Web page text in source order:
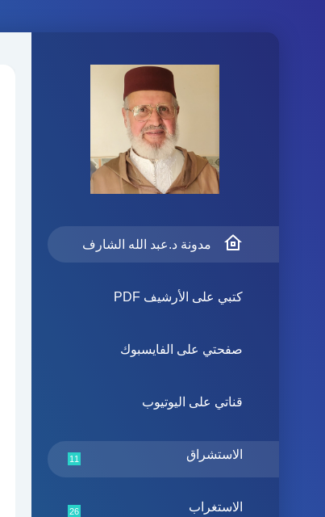
مدونة د.عبد الله الشارف
كتبي على الأرشيف PDF
صفحتي على الفايسبوك
قناتي على اليوتيوب
الاستشراق 11
الاستغراب 26